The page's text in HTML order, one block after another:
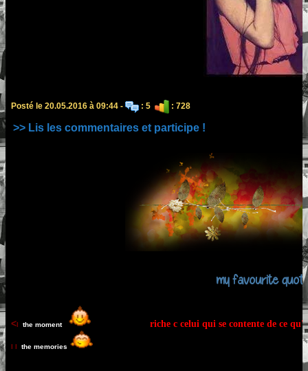
Posté le 20.05.2016 à 09:44 - : 5 : 728
>> Lis les commentaires et participe !
my favourite
< the moment riche c celui qui se contente de ce
the memories